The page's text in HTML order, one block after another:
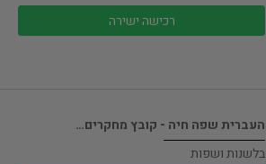
רכישה ישירה
העברית שפה חיה - קובץ מחקרים…
בלשנות ושפות